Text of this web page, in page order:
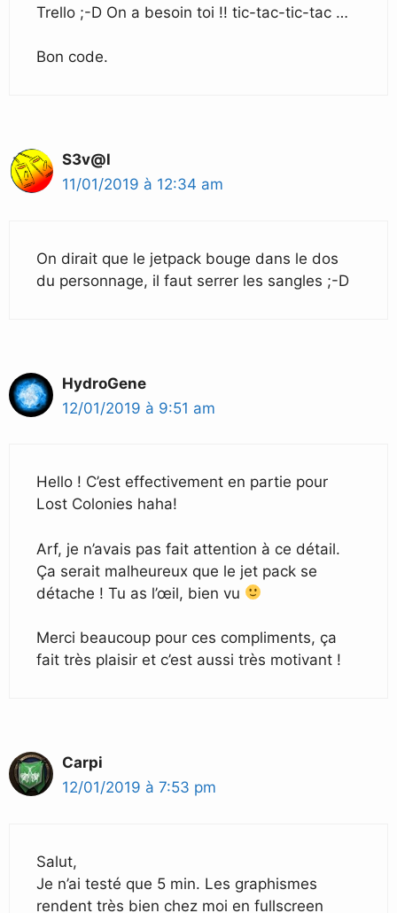
Trello ;-D On a besoin toi !! tic-tac-tic-tac …
Bon code.
S3v@l
11/01/2019 à 12:34 am
On dirait que le jetpack bouge dans le dos
du personnage, il faut serrer les sangles ;-D
HydroGene
12/01/2019 à 9:51 am
Hello ! C’est effectivement en partie pour
Lost Colonies haha!
Arf, je n’avais pas fait attention à ce détail.
Ça serait malheureux que le jet pack se
détache ! Tu as l’œil, bien vu
Merci beaucoup pour ces compliments, ça
fait très plaisir et c’est aussi très motivant !
Carpi
12/01/2019 à 7:53 pm
Salut,
Je n’ai testé que 5 min. Les graphismes
rendent très bien chez moi en fullscreen